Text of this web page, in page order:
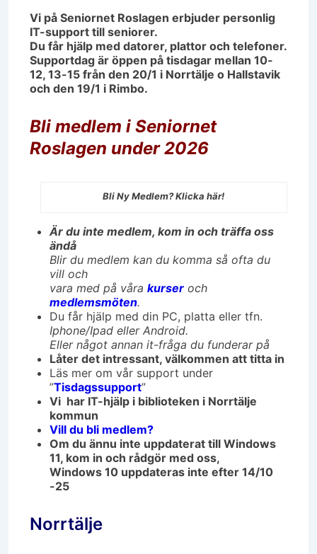
Vi på Seniornet Roslagen erbjuder personlig
IT-support till seniorer.
Du får hjälp med datorer, plattor och telefoner.
Supportdag är öppen på tisdagar mellan 10-
12, 13-15 från den 20/1 i Norrtälje o Hallstavik
och den 19/1 i Rimbo.
Bli medlem i Seniornet
Roslagen under 2026
Bli Ny Medlem? Klicka här!
Är du inte medlem, kom in och träffa oss
ändå
Blir du medlem kan du komma så ofta du
vill och
vara med på våra kurser och
medlemsmöten.
Du får hjälp med din PC, platta eller tfn.
Iphone/Ipad eller Android.
Eller något annan it-fråga du funderar på
Låter det intressant, välkommen att titta in
Läs mer om vår support under
”Tisdagssupport”
Vi har IT-hjälp i biblioteken i Norrtälje
kommun
Vill du bli medlem?
Om du ännu inte uppdaterat till Windows
11, kom in och rådgör med oss,
Windows 10 uppdateras inte efter 14/10
-25
Norrtälje